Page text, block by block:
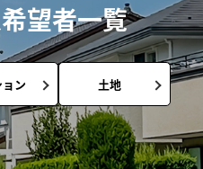
望者一覧
ン 土地